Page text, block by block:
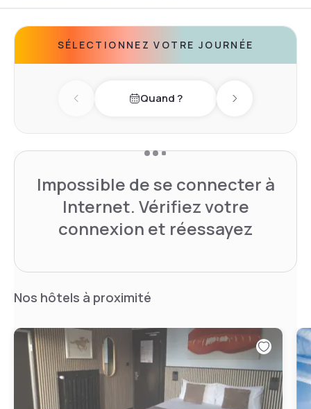
SÉLECTIONNEZ VOTRE JOURNÉE
Previous dayQuand ? Next day
Impossible de se connecter à
Internet. Vérifiez votre
connexion et réessayez
Nos hôtels à proximité